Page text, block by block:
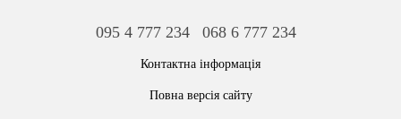
095 4 777 234 068 6 777 234
Контактна інформація
Повна версія сайту